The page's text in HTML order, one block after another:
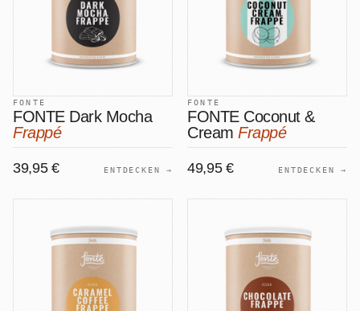
FONTE
FONTE Dark Mocha
Frappé
39,95 € ENTDECKEN →
FONTE
FONTE Coconut &
Cream Frappé
49,95 € ENTDECKEN →